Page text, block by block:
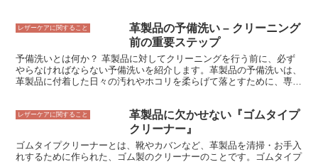
ことも可能です。スプレーガン調色は、革製品の製造や修理によく使
レザーケアに関すること
革製品の予備洗い – クリーニング
前の重要ステップ
予備洗いとは何か？ 革製品に対してクリーニングを行う前に、必ず
やらなければならない予備洗いを紹介します。革製品の予備洗いは、
革製品に付着した日々の汚れやホコリを柔らげて落とすために、専用
ショナーを使用して革製品の乾燥・劣化を防ぎましょう。専用コンデ
ィショナーは、革製品の表面に薄く塗布し、布で拭き取ります。革製
品の予備洗いは、革製品を長く愛用するために欠かせないケア方法で
す。
レザーケアに関すること
革製品に欠かせない『ゴムタイプ
クリーナー』
ゴムタイプクリーナーとは、靴やカバンなど、革製品を清掃・お手入
れするために作られた、ゴム製のクリーナーのことです。ゴムタイプ